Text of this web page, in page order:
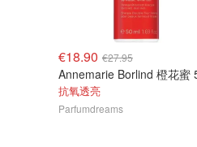
€18.90 €27.95
抗氧透亮
Parfumdreams